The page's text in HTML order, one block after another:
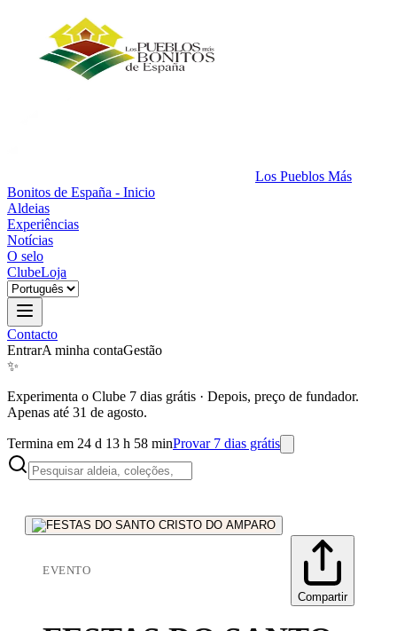
Los Pueblos Más
Bonitos de España - Inicio
Aldeias
Experiências
Notícias
O selo
ClubeLoja
Contacto
EntrarA minha contaGestão
✨
Experimenta o Clube 7 dias grátis · Depois, preço de fundador.
Apenas até 31 de agosto.
Termina em 24 d 13 h 58 minProvar 7 dias grátis
EVENTO
Compartir